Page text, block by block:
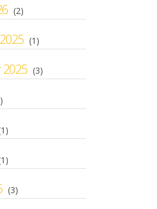
(2)
(1)
(3)
(3)